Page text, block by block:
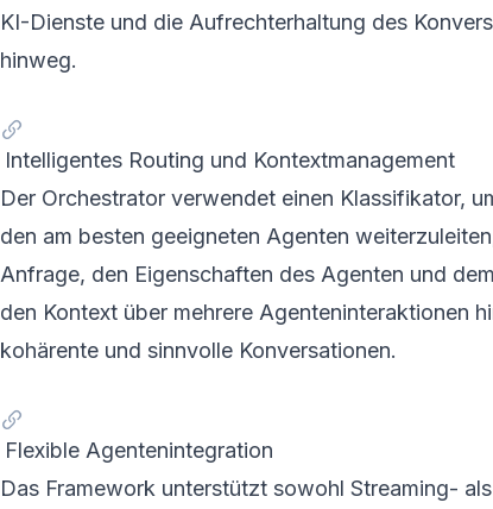
KI-Dienste und die Aufrechterhaltung des
hinweg.
Intelligentes Routing und Kontextmanagement
Der Orchestrator verwendet einen Klassifikator,
den am besten geeigneten Agenten
Anfrage, den Eigenschaften des Agenten und
den Kontext über mehrere Agenteninteraktionen
kohärente und sinnvolle Konversationen.
Flexible Agentenintegration
Das Framework unterstützt sowohl Streaming-